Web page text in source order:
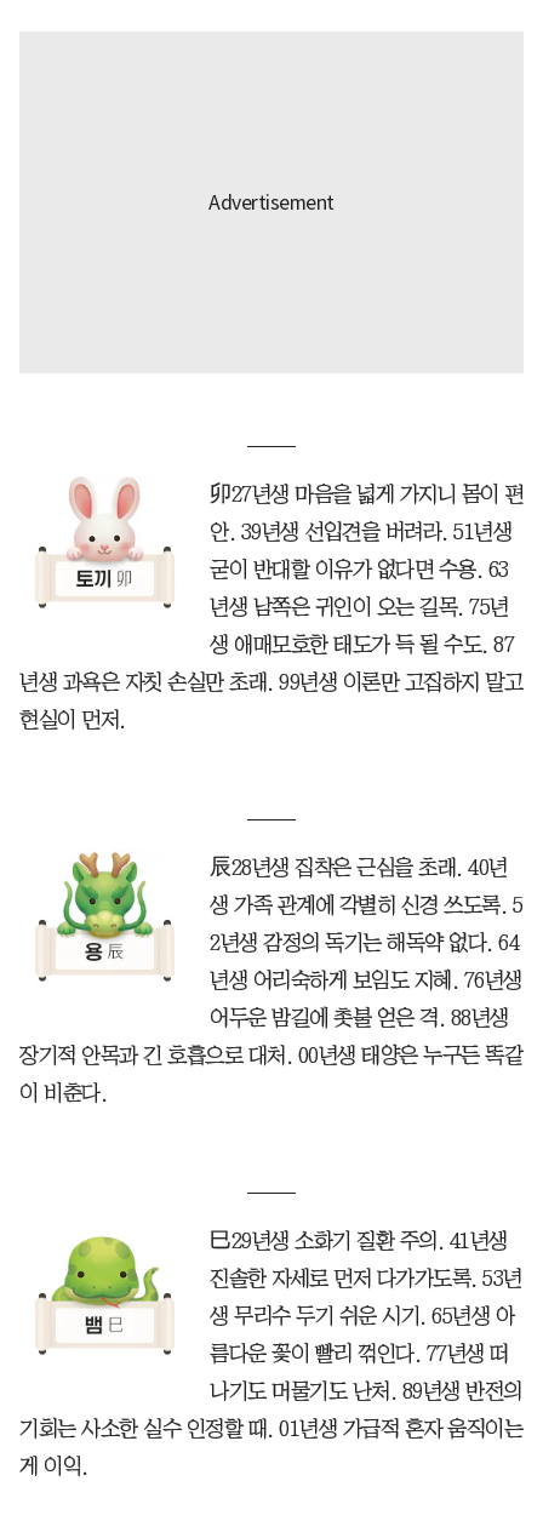
卯27년생 마음을 넓게 가지니 몸이 편
안. 39년생 선입견을 버려라. 51년생
굳이 반대할 이유가 없다면 수용. 63
년생 남쪽은 귀인이 오는 길목. 75년
생 애매모호한 태도가 득 될 수도. 87
년생 과욕은 자칫 손실만 초래. 99년생 이론만 고집하지 말고
현실이 먼저.
辰28년생 집착은 근심을 초래. 40년
생 가족 관계에 각별히 신경 쓰도록. 5
2년생 감정의 독기는 해독약 없다. 64
년생 어리숙하게 보임도 지혜. 76년생
어두운 밤길에 촛불 얻은 격. 88년생
장기적 안목과 긴 호흡으로 대처. 00년생 태양은 누구든 똑같
이 비춘다.
巳29년생 소화기 질환 주의. 41년생
진솔한 자세로 먼저 다가가도록. 53년
생 무리수 두기 쉬운 시기. 65년생 아
름다운 꽃이 빨리 꺾인다. 77년생 떠
나기도 머물기도 난처. 89년생 반전의
기회는 사소한 실수 인정할 때. 01년생 가급적 혼자 움직이는
게 이익.